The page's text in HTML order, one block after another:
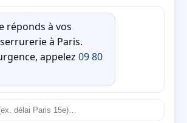
réponds à vos
à Paris.
appelez 09 80